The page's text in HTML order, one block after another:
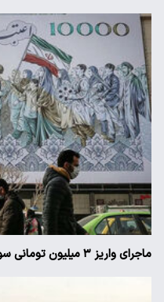
ماجرای واریز ۳ میلیون تومانی سود سهام عدالت چیست؟